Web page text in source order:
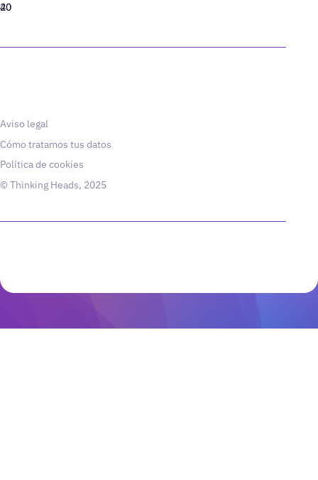
40
20
Aviso legal
Cómo tratamos tus datos
Política de cookies
© Thinking Heads, 2025